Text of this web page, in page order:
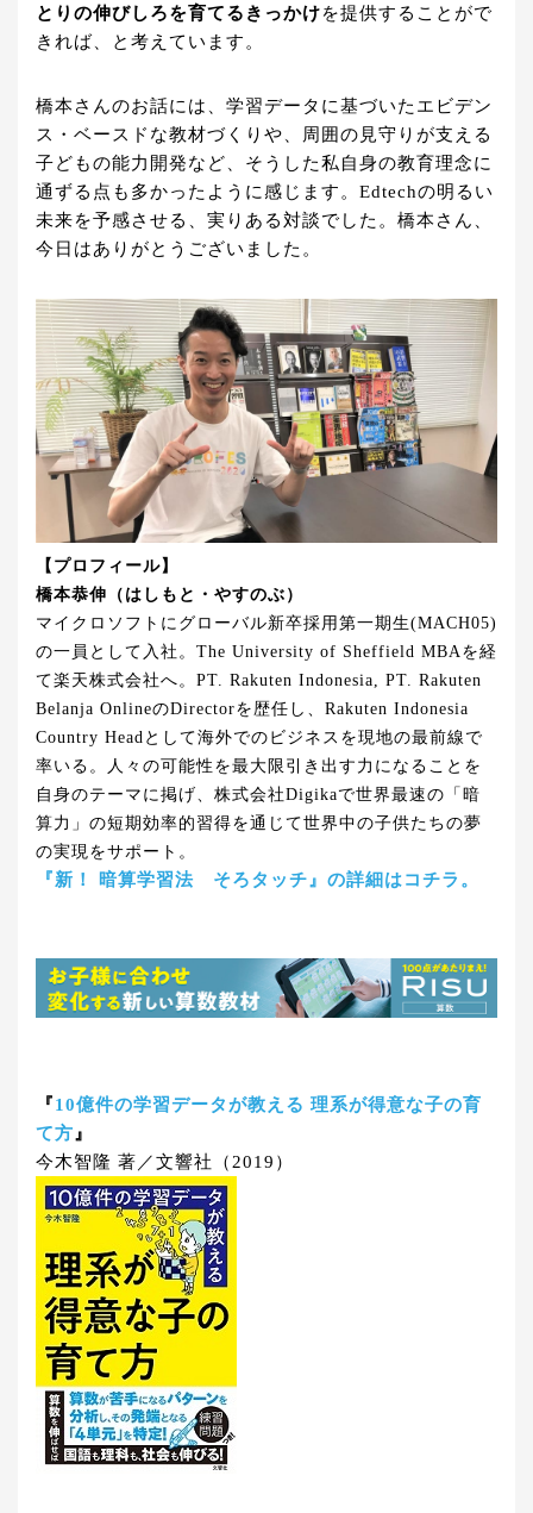
とりの伸びしろを育てるきっかけを提供することがで
きれば、と考えています。
橋本さんのお話には、学習データに基づいたエビデン
ス・ベースドな教材づくりや、周囲の見守りが支える
子どもの能力開発など、そうした私自身の教育理念に
通ずる点も多かったように感じます。Edtechの明るい
未来を予感させる、実りある対談でした。橋本さん、
今日はありがとうございました。
【プロフィール】
橋本恭伸（はしもと・やすのぶ）
マイクロソフトにグローバル新卒採用第一期生(MACH05)
の一員として入社。The University of Sheffield MBAを経
て楽天株式会社へ。PT. Rakuten Indonesia, PT. Rakuten
Belanja OnlineのDirectorを歴任し、Rakuten Indonesia
Country Headとして海外でのビジネスを現地の最前線で
率いる。人々の可能性を最大限引き出す力になることを
自身のテーマに掲げ、株式会社Digikaで世界最速の「暗
算力」の短期効率的習得を通じて世界中の子供たちの夢
の実現をサポート。
『新！ 暗算学習法 そろタッチ』の詳細はコチラ。
『10億件の学習データが教える 理系が得意な子の育
て方 』
今木智隆 著／文響社（2019）